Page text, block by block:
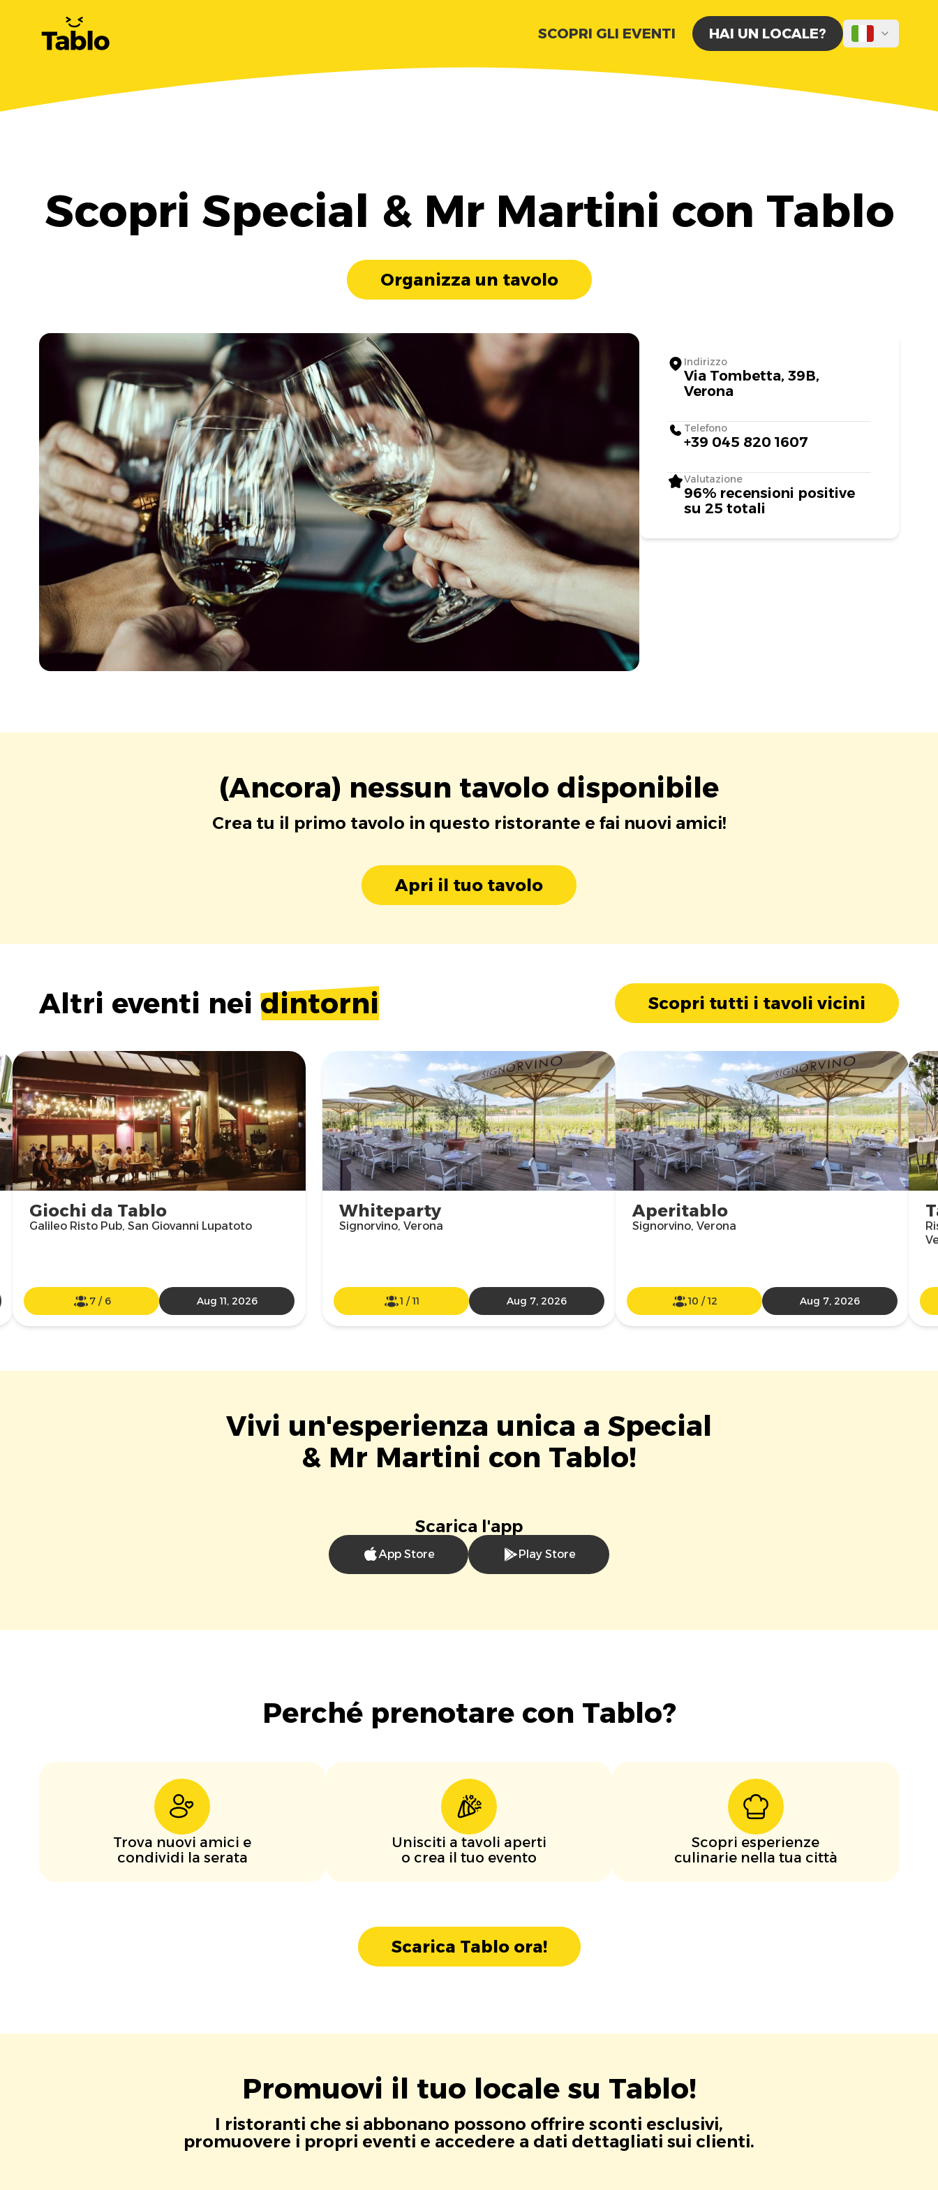
SCOPRI GLI EVENTI HAI UN LOCALE?
Scopri Special & Mr Martini con Tablo
Organizza un tavolo
Indirizzo
Via Tombetta, 39B,
Verona
Telefono
+39 045 820 1607
Valutazione
96% recensioni positive
su 25 totali
(Ancora) nessun tavolo disponibile
Crea tu il primo tavolo in questo ristorante e fai nuovi amici!
Apri il tuo tavolo
Altri eventi nei dintorni Scopri tutti i tavoli vicini
Whiteparty
Signorvino, Verona
1 /11 Aug 7, 2026
Aperitablo
Signorvino, Verona
10 /12 Aug 7, 2026
Giochi da Tablo
Galileo Risto Pub, San Giovanni Lupatoto
7/ 6 Aug 11, 2026
Vivi un'esperienza unica a Special
& Mr Martini con Tablo!
Scarica l'app
App Store Play Store
Perché prenotare con Tablo?
Trova nuovi amici e
condividi la serata
Unisciti a tavoli aperti
o crea il tuo evento
Scopri esperienze
culinarie nella tua città
Scarica Tablo ora!
Promuovi il tuo locale su Tablo!
I ristoranti che si abbonano possono offrire sconti esclusivi,
promuovere i propri eventi e accedere a dati dettagliati sui clienti.